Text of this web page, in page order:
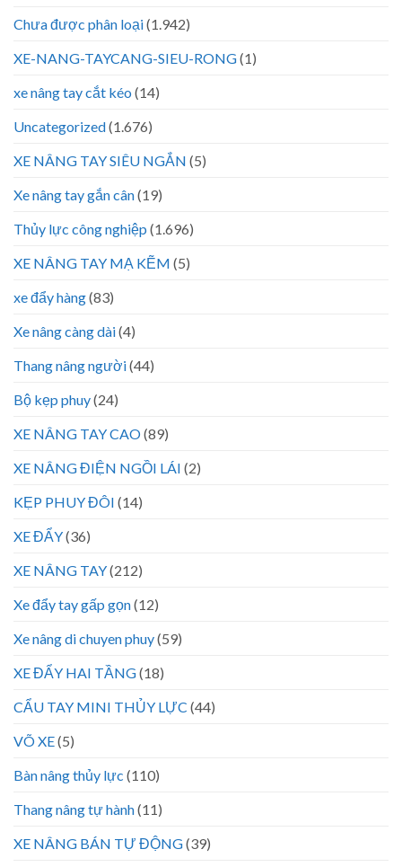
Chưa được phân loại(1.942)
XE-NANG-TAYCANG-SIEU-RONG(1)
xe nâng tay cắt kéo (14)
Uncategorized(1.676)
XE NÂNG TAY SIÊU NGẮN (5)
Xe nâng tay gắn cân(19)
Thủy lực công nghiệp (1.696)
XE NÂNG TAY MẠ KẼM (5)
xe đẩy hàng(83)
Xe nâng càng dài(4)
Thang nâng người(44)
Bộ kẹp phuy(24)
XE NÂNG TAY CAO(89)
XE NÂNG ĐIỆN NGỒI LÁI (2)
KẸP PHUY ĐÔI (14)
XE ĐẨY(36)
XE NÂNG TAY(212)
Xe đẩy tay gấp gọn(12)
Xe nâng di chuyen phuy(59)
XE ĐẨY HAI TẦNG(18)
CẨU TAY MINI THỦY LỰC (44)
VÕ XE(5)
Bàn nâng thủy lực (110)
Thang nâng tự hành(11)
XE NÂNG BÁN TỰ ĐỘNG(39)